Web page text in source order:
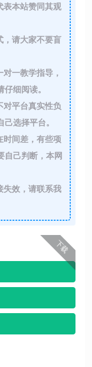
本站赞同其观
请大家不要盲
一教学指导，
细阅读。
平台真实性负
选择平台。
间差，有些项
自己判断，本网
效，请联系我
下载